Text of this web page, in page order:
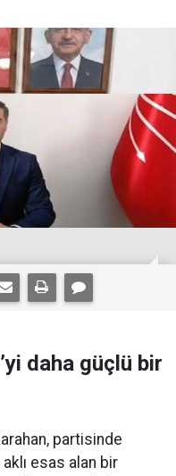
daha güçlü bir
partisinde
esas alan bir